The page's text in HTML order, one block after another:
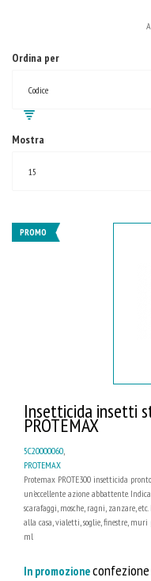
Ordina per
Codice
Mostra
15
PROMO
Insetticida insetti
PROTEMAX
5C20000060,
PROTEMAX
Protemax PROTE300 insetticida
un'eccellente azione abbattente.
scarafaggi, mosche, ragni, zanzare,
alla casa, vialetti, soglie, finestre, muri
ml
In promozione